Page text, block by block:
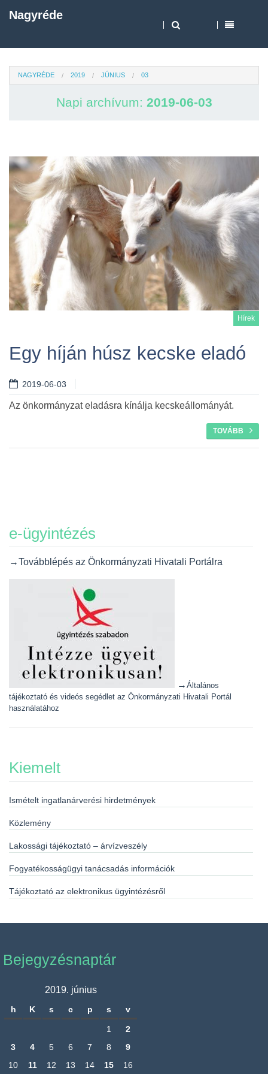
Nagyréde
NAGYRÉDE 2019 JÚNIUS 03
Napi archívum: 2019-06-03
Hírek
Egy híján húsz kecske eladó
2019-06-03
Az önkormányzat eladásra kínálja kecskeállományát.
TOVÁBB
e-ügyintézés
→Továbblépés az Önkormányzati Hivatali Portálra
→ Általános
tájékoztató és videós segédlet az Önkormányzati Hivatali Portál
használatához
Kiemelt
Ismételt ingatlanárverési hirdetmények
Közlemény
Lakossági tájékoztató – árvízveszély
Fogyatékosságügyi tanácsadás információk
Tájékoztató az elektronikus ügyintézésről
Bejegyzésnaptár
2019. június
h K s c p s v
1
2
3
4 5 6 7 8
9
10
11 12 13 14 15 16